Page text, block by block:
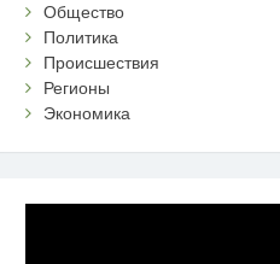
Общество
Политика
Происшествия
Регионы
Экономика